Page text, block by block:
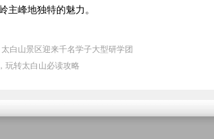
主峰地独特的魅力。
白山景区迎来千名学子大型研学团
玩转太白山必读攻略